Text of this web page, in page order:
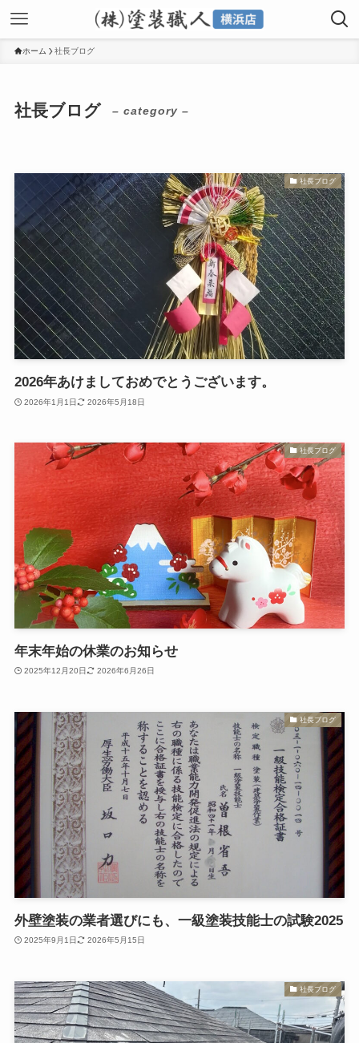
ホーム 社長ブログ
社長ブログ – category –
社長ブログ
2026年あけましておめでとうございます。
2026年1月1日 2026年5月18日
社長ブログ
年末年始の休業のお知らせ
2025年12月20日 2026年6月26日
社長ブログ
外壁塗装の業者選びにも、一級塗装技能士の試験2025
2025年9月1日 2026年5月15日
社長ブログ